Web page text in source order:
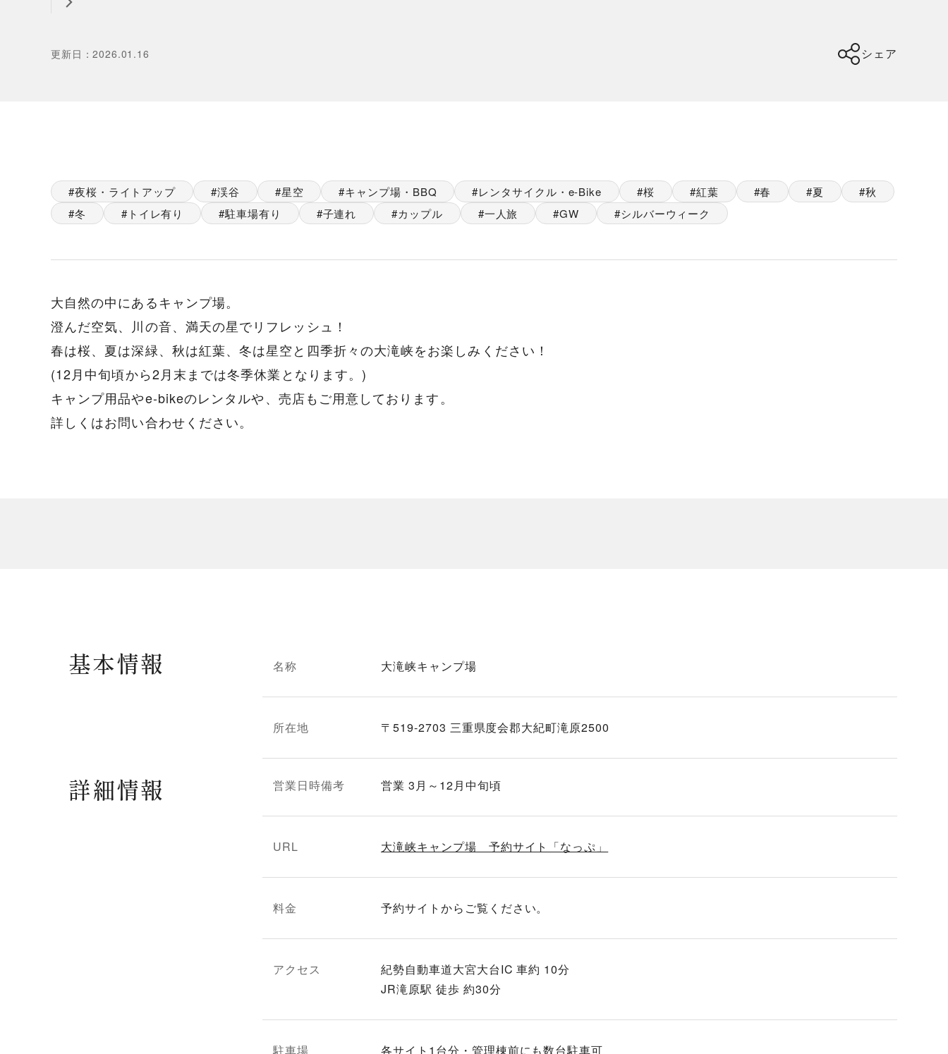
更新日 ：2026.01.16 シェア
夜桜・ライトアップ 渓谷 星空 キャンプ場・BBQ レンタサイクル・e-Bike 桜 紅葉 春 夏
秋
冬
トイレ有り 駐車場有り 子連れ カップル 一人旅 GW シルバーウィーク
大自然の中にあるキャンプ場。
澄んだ空気、川の音、満天の星でリフレッシュ！
春は桜、夏は深緑、秋は紅葉、冬は星空と四季折々の大滝峡をお楽しみください！
(12月中旬頃から2月末までは冬季休業となります。)
キャンプ用品やe-bikeのレンタルや、売店もご用意しております。
詳しくはお問い合わせください。
基本情報 名称 大滝峡キャンプ場
所在地 〒519-2703 三重県度会郡大紀町滝原2500
詳細情報 営業日時備考 営業 3月～12月中旬頃
URL 大滝峡キャンプ場 予約サイト「なっぷ」
料金 予約サイトからご覧ください。
アクセス
紀勢自動車道大宮大台IC 車約 10分
JR滝原駅 徒歩 約30分
駐車場 各サイト1台分・管理棟前にも数台駐車可